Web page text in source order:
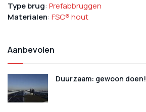
Type brug: Prefabbruggen
Materialen: FSC® hout
Aanbevolen
Duurzaam: gewoon doen!